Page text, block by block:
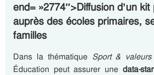
end= »2774″>Diffusion d’un
auprès des écoles primaires,
familles
Dans la thématique Sport & valeurs
Éducation peut assurer une data-